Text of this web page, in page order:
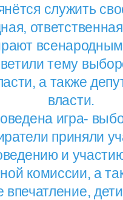
служить
тему
а также
власти.
игра-
приняли
и
комиссии, а
впечатление,